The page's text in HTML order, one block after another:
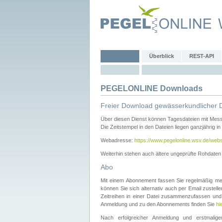
Überblick REST-API
PEGELONLINE Downloads
Freier Download gewässerkundlicher
Über diesen Dienst können Tagesdateien mit
Die Zeitstempel in den Dateien liegen ganzjährig
Webadresse: https://www.pegelonline.wsv.de/
Weiterhin stehen auch ältere ungeprüfte
Abo
Mit einem Abonnement fassen Sie regelmäßig
können Sie sich alternativ auch per Email
Zeitreihen in einer Datei zusammenzufassen
Anmeldung und zu den Abonnements finden Sie
Nach erfolgreicher Anmeldung und